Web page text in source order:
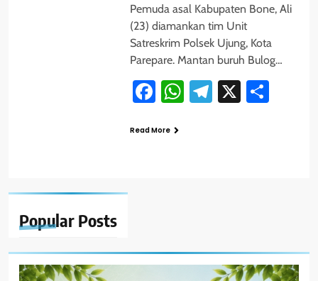
Popular Posts
Pemuda asal Kabupaten Bone, Ali
(23) diamankan tim Unit
Satreskrim Polsek Ujung, Kota
Parepare. Mantan buruh Bulog…
Facebook
WhatsApp
Telegram
X
Read More